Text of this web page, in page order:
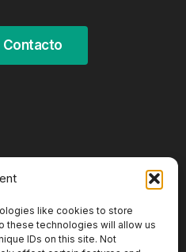
like cookies to store
these technologies will allow us
IDs on this site. Not